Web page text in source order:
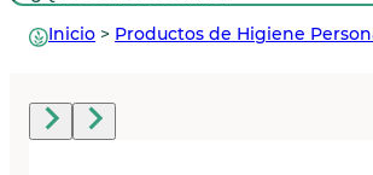
Inicio > Productos de Higiene